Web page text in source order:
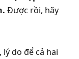
Được rồi, hãy
do để cả hai